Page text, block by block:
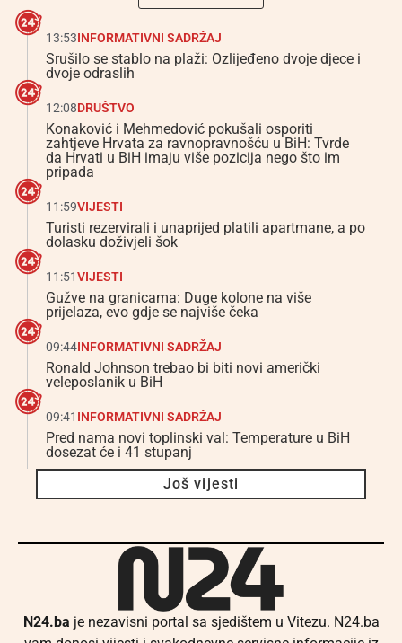
13:53INFORMATIVNI SADRŽAJ
Srušilo se stablo na plaži: Ozlijeđeno dvoje djece i
dvoje odraslih
12:08DRUŠTVO
Konaković i Mehmedović pokušali osporiti
zahtjeve Hrvata za ravnopravnošću u BiH: Tvrde
da Hrvati u BiH imaju više pozicija nego što im
pripada
11:59VIJESTI
Turisti rezervirali i unaprijed platili apartmane, a po
dolasku doživjeli šok
11:51VIJESTI
Gužve na granicama: Duge kolone na više
prijelaza, evo gdje se najviše čeka
09:44INFORMATIVNI SADRŽAJ
Ronald Johnson trebao bi biti novi američki
veleposlanik u BiH
09:41 INFORMATIVNI SADRŽAJ
Pred nama novi toplinski val: Temperature u BiH
dosezat će i 41 stupanj
Još vijesti
N24.ba je nezavisni portal sa sjedištem u Vitezu. N24.ba